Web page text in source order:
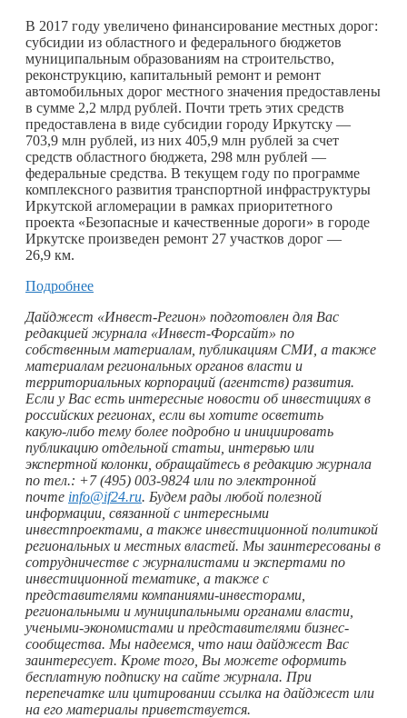
В 2017 году увеличено финансирование местных дорог:
субсидии из областного и федерального бюджетов
муниципальным образованиям на строительство,
реконструкцию, капитальный ремонт и ремонт
автомобильных дорог местного значения предоставлены
в сумме 2,2 млрд рублей. Почти треть этих средств
предоставлена в виде субсидии городу Иркутску —
703,9 млн рублей, из них 405,9 млн рублей за счет
средств областного бюджета, 298 млн рублей —
федеральные средства. В текущем году по программе
комплексного развития транспортной инфраструктуры
Иркутской агломерации в рамках приоритетного
проекта «Безопасные и качественные дороги» в городе
Иркутске произведен ремонт 27 участков дорог —
26,9 км.
Подробнее
Дайджест «Инвест-Регион» подготовлен для Вас
редакцией журнала «Инвест-Форсайт» по
собственным материалам, публикациям СМИ, а также
материалам региональных органов власти и
территориальных корпораций (агентств) развития.
Если у Вас есть интересные новости об инвестициях в
российских регионах, если вы хотите осветить
какую-либо тему более подробно и инициировать
публикацию отдельной статьи, интервью или
экспертной колонки, обращайтесь в редакцию журнала
по тел.: +7 (495) 003-9824 или по электронной
почте info@if24.ru. Будем рады любой полезной
информации, связанной с интересными
инвестпроектами, а также инвестиционной политикой
региональных и местных властей. Мы заинтересованы в
сотрудничестве с журналистами и экспертами по
инвестиционной тематике, а также с
представителями компаниями-инвесторами,
региональными и муниципальными органами власти,
учеными-экономистами и представителями бизнес-
сообщества. Мы надеемся, что наш дайджест Вас
заинтересует. Кроме того, Вы можете оформить
бесплатную подписку на сайте журнала. При
перепечатке или цитировании ссылка на дайджест или
на его материалы приветствуется.